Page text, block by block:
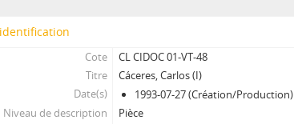
79 - Martínez Busch, Jorge
80 - Martínez Busch, Jorge
81 - Thayer, William
82 - Moreno, Fernando
83 - Martínez Busch, Jorge
Cote
CL CIDOC 01-VT-48
Titre
Cáceres, Carlos (I)
Date(s)
1993-07-27 (Création/Production)
Niveau de description
Pièce